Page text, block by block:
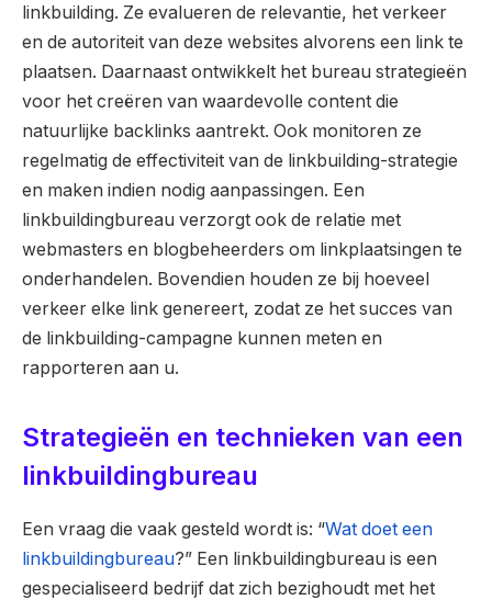
linkbuilding. Ze evalueren de relevantie, het verkeer
en de autoriteit van deze websites alvorens een link te
plaatsen. Daarnaast ontwikkelt het bureau strategieën
voor het creëren van waardevolle content die
natuurlijke backlinks aantrekt. Ook monitoren ze
regelmatig de effectiviteit van de linkbuilding-strategie
en maken indien nodig aanpassingen. Een
linkbuildingbureau verzorgt ook de relatie met
webmasters en blogbeheerders om linkplaatsingen te
onderhandelen. Bovendien houden ze bij hoeveel
verkeer elke link genereert, zodat ze het succes van
de linkbuilding-campagne kunnen meten en
rapporteren aan u.
Strategieën en technieken van een
linkbuildingbureau
Een vraag die vaak gesteld wordt is: “Wat doet een
linkbuildingbureau?” Een linkbuildingbureau is een
gespecialiseerd bedrijf dat zich bezighoudt met het